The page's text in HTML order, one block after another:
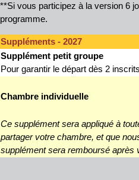
**Si vous participez à la version 6
programme.
Suppléments - 2027
Supplément petit groupe
Pour garantir le départ dès 2 inscrits
Chambre individuelle
Ce supplément sera appliqué à
partager votre chambre, et que
supplément sera remboursé après